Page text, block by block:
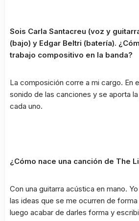
Sois Carla Santacreu (voz y
(bajo) y Edgar Beltri (batería).
trabajo compositivo en la banda?
La composición corre a mi cargo. En
sonido de las canciones y se aporta
cada uno.
¿Cómo nace una canción de The
Con una guitarra acústica en mano.
las ideas que se me ocurren de
luego acabar de darles forma y